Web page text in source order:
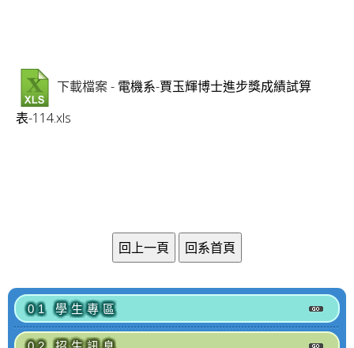
下載檔案 - 電機系-賈玉輝博士進步獎成績試算
表-114.xls
01 學生專區